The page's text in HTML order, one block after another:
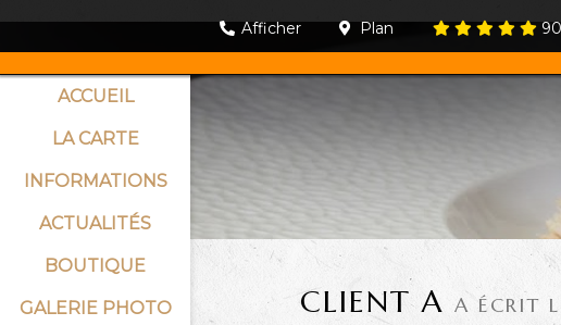
Afficher Plan
ACCUEIL
LA CARTE
INFORMATIONS
ACTUALITÉS
BOUTIQUE
GALERIE PHOTO CLIENT A A ÉCRIT